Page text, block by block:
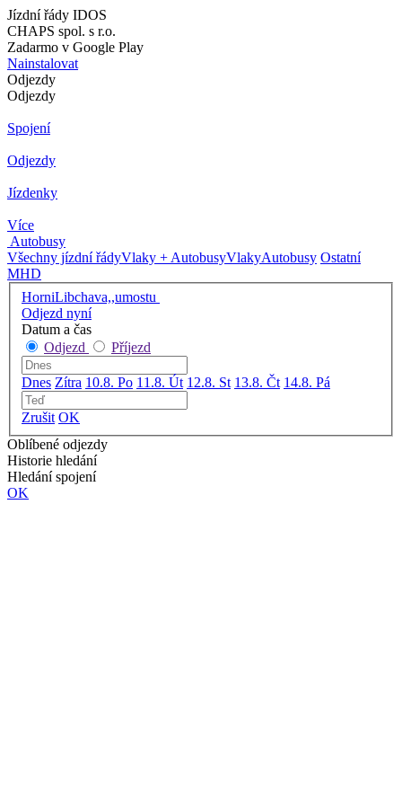
Jízdní řády IDOS
CHAPS spol. s r.o.
Zadarmo v Google Play
Nainstalovat
Odjezdy
Odjezdy
Spojení
Odjezdy
Jízdenky
Více
Autobusy
Všechny jízdní řádyVlaky + AutobusyVlakyAutobusy Ostatní
MHD
HorniLibchava,,umostu
Odjezd nyní
Datum a čas
Odjezd
Příjezd
Dnes Zítra 10.8. Po 11.8. Út 12.8. St 13.8. Čt 14.8. Pá
Zrušit OK
Oblíbené odjezdy
Historie hledání
Hledání spojení
OK